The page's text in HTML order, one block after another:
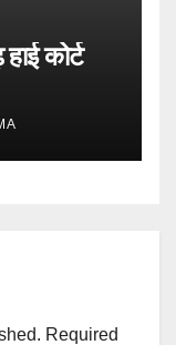
कोर्ट
Required